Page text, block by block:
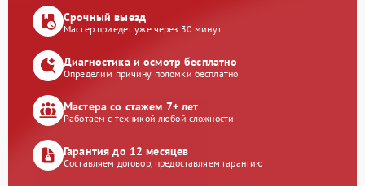
Срочный выезд
Мастер приедет уже через 30 минут
Диагностика и осмотр бесплатно
Определим причину поломки бесплатно
Мастера со стажем 7+ лет
Работаем с техникой любой сложности
Гарантия до 12 месяцев
Составляем договор, предоставляем гарантию